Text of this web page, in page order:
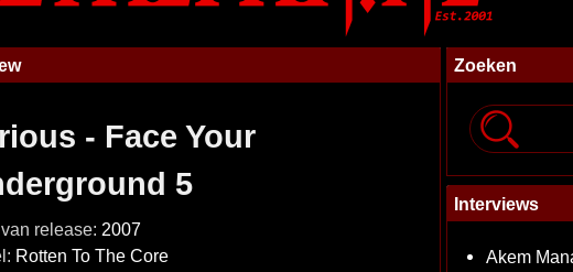
- Face Your
5
release: 2007
Rotten To The Core
Zoeken
Interviews
Akem